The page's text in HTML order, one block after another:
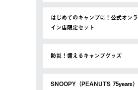
はじめてのキャンプに！公式オンラ
イン店限定セット
防災！備えるキャンプグッズ
SNOOPY（PEANUTS 75years）